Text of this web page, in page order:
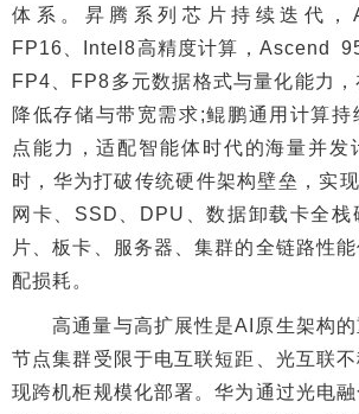
体系。昇腾系列芯片持续迭代，
FP16、Intel8高精度计算，Ascend
FP4、FP8多元数据格式与量化能力
降低存储与带宽需求;鲲鹏通用计算持
点能力，适配智能体时代的海量并发
时，华为打破传统硬件架构壁垒，实
网卡、SSD、DPU、数据卸载卡全栈
片、板卡、服务器、集群的全链路性
配损耗。
高通量与高扩展性是AI原生架构的
节点集群受限于电互联短距、光互联
现跨机柜规模化部署。华为通过光电